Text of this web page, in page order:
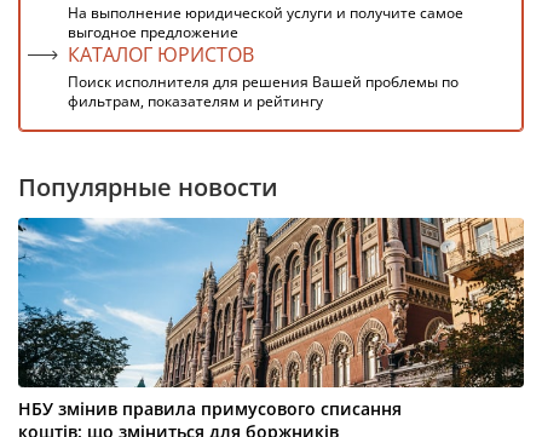
На выполнение юридической услуги и получите самое
выгодное предложение
КАТАЛОГ ЮРИСТОВ
Поиск исполнителя для решения Вашей проблемы по
фильтрам, показателям и рейтингу
Популярные новости
НБУ змінив правила примусового списання
коштів: що зміниться для боржників